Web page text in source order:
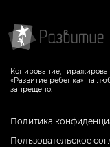
Копирование,
«Развитие ребенка» на
запрещено.
Политика
Пользовательское